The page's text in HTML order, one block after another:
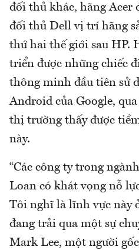
đối thủ khác, hãng Acer
đối thủ Dell vị trí hãng
thứ hai thế giới sau HP.
triển được những chiếc
thông minh đầu tiên sử
Android của Google,
thị trường thấy được
này.
“Các công ty trong
Loan có khát vọng nỗ
Tôi nghĩ là lĩnh vực này
đang trải qua một sự
Mark Lee, một người